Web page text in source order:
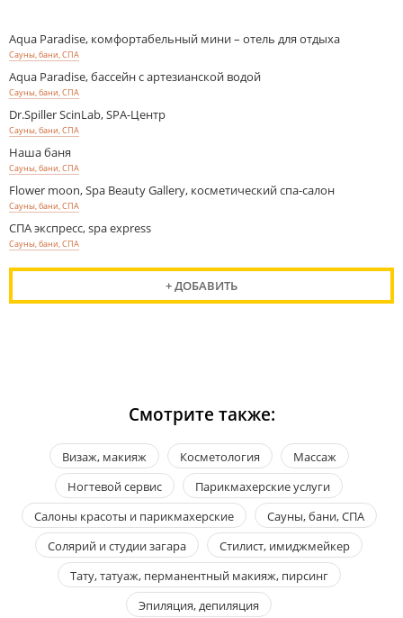
Aqua Paradise, комфортабельный мини – отель для отдыха
Сауны, бани, СПА
Aqua Paradise, бассейн с артезианской водой
Сауны, бани, СПА
Dr.Spiller ScinLab, SPA-Центр
Сауны, бани, СПА
Наша баня
Сауны, бани, СПА
Flower moon, Spa Beauty Gallery, косметический спа-салон
Сауны, бани, СПА
СПА экспресс, spa express
Сауны, бани, СПА
+ ДОБАВИТЬ
Смотрите также:
Визаж, макияж Косметология
Массаж
Ногтевой сервис
Парикмахерские услуги
Салоны красоты и парикмахерские
Сауны, бани, СПА
Солярий и студии загара
Стилист, имиджмейкер
Тату, татуаж, перманентный макияж, пирсинг
Эпиляция, депиляция